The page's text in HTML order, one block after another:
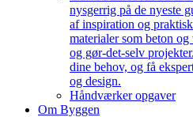
nysgerrig på de nyeste
af inspiration og
materialer som beton
og gør-det-selv
dine behov, og få
og design.
Håndværker opgaver
Om Byggen